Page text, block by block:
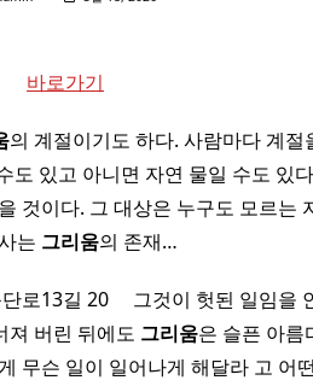
바로가기
의 계절이기도 하다. 사람마다 계
도 있고 아니면 자연 물일 수도 있
것이다. 그 대상은 누구도 모르는
는 그리움의 존재…
로13길 20 ​ ​ ​ ​ 그것이 헛된 일임을
져 버린 뒤에도 그리움은 슬픈 아름
무슨 일이 일어나게 해달라 고 어